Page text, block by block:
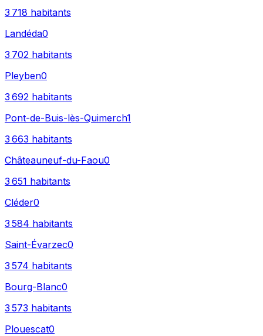
3 718 habitants
Landéda0
3 702 habitants
Pleyben0
3 692 habitants
Pont-de-Buis-lès-Quimerch1
3 663 habitants
Châteauneuf-du-Faou0
3 651 habitants
Cléder0
3 584 habitants
Saint-Évarzec0
3 574 habitants
Bourg-Blanc0
3 573 habitants
Plouescat0